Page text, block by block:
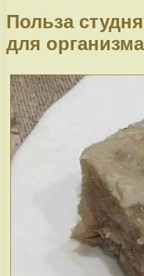
Польза
для организма